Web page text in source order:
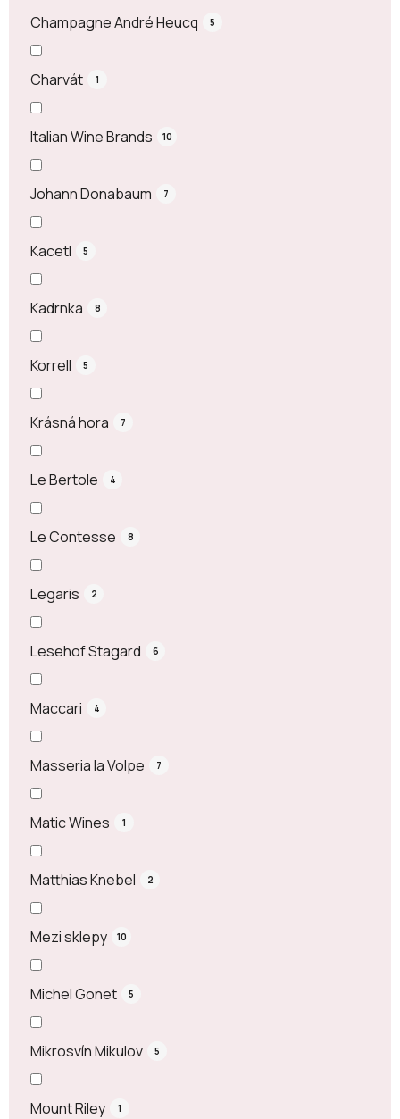
Champagne André Heucq 5
Charvát 1
Italian Wine Brands 10
Johann Donabaum 7
Kacetl 5
Kadrnka 8
Korrell 5
Krásná hora 7
Le Bertole 4
Le Contesse 8
Legaris 2
Lesehof Stagard 6
Maccari 4
Masseria la Volpe 7
Matic Wines 1
Matthias Knebel 2
Mezi sklepy 10
Michel Gonet 5
Mikrosvín Mikulov 5
Mount Riley 1